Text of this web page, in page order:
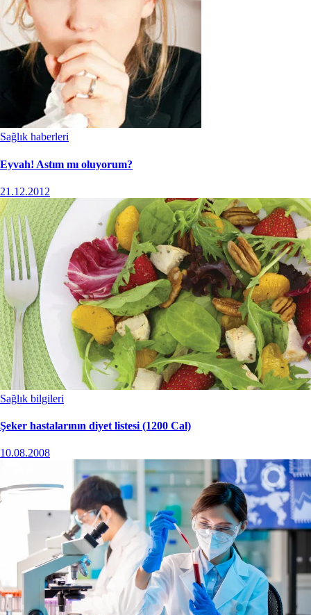
Sağlık haberleri
Eyvah! Astım mı oluyorum?
21.12.2012
Sağlık bilgileri
Şeker hastalarının diyet listesi (1200 Cal)
10.08.2008